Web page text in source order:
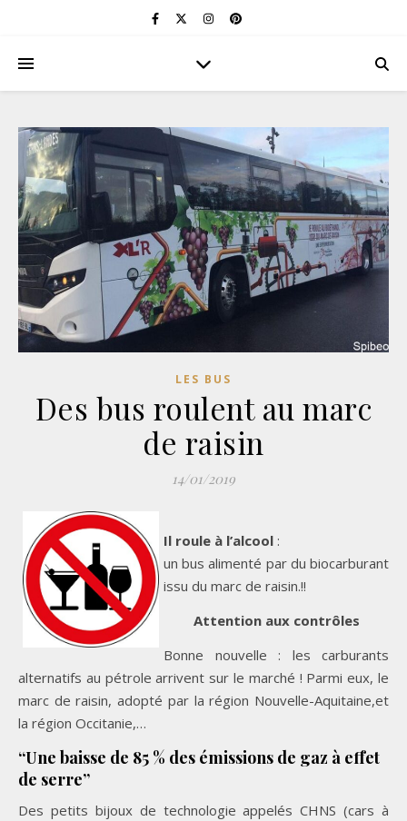
LES BUS
Des bus roulent au marc
de raisin
14/01/2019
Il roule à l’alcool :
un bus alimenté par du biocarburant
issu du marc de raisin.!!
Attention aux contrôles
Bonne nouvelle : les carburants
alternatifs au pétrole arrivent sur le marché ! Parmi eux, le
marc de raisin, adopté par la région Nouvelle-Aquitaine,et
la région Occitanie,…
“Une baisse de 85 % des émissions de gaz à effet
de serre”
Des petits bijoux de technologie appelés CHNS (cars à